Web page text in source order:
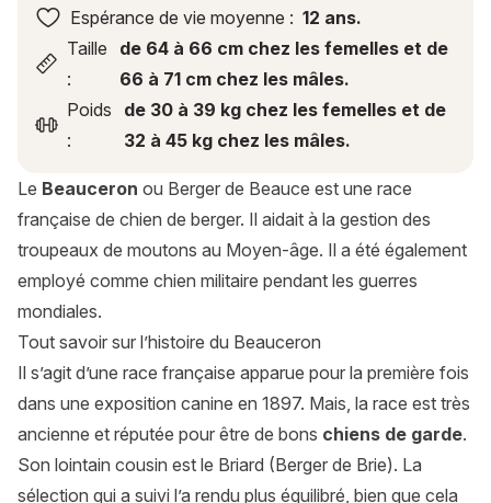
Espérance de vie moyenne : 12 ans.
Taille
:
de 64 à 66 cm chez les femelles et de
66 à 71 cm chez les mâles.
Poids
:
de 30 à 39 kg chez les femelles et de
32 à 45 kg chez les mâles.
Le Beauceron ou Berger de Beauce est une race
française de chien de berger. Il aidait à la gestion des
troupeaux de moutons au Moyen-âge. Il a été également
employé comme chien militaire pendant les guerres
mondiales.
Tout savoir sur l’histoire du Beauceron
Il s’agit d’une race française apparue pour la première fois
dans une exposition canine en 1897. Mais, la race est très
ancienne et réputée pour être de bons chiens de garde.
Son lointain cousin est le Briard (Berger de Brie). La
sélection qui a suivi l’a rendu plus équilibré, bien que cela